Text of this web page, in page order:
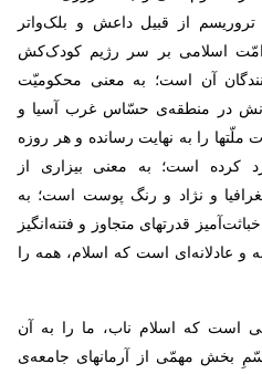
از قبیل داعش و بلک‌واتر
امّت اسلامی بر سر رژیم کودک‌کش
آن است؛ به ‌معنی محکومیّت
در منطقه‌ی حسّاس غرب آسیا و
را به نهایت رسانده و هر روزه
کرده است؛ به معنی بیزاری از
و نژاد و رنگ پوست است؛ به‌
قدرتهای متجاوز و فتنه‌انگیز
و عادلانه‌ای است که اسلام، همه را
است که اسلام ناب، ما را به آن
بخش مهمّی از آرمانهای جامعه‌ی